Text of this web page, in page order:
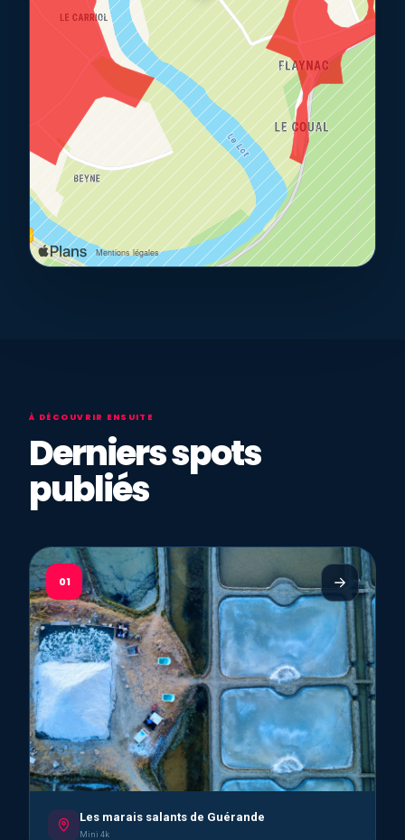
À DÉCOUVRIR ENSUITE
Derniers spots
publiés
01
Les marais salants de Guérande
Mini 4k